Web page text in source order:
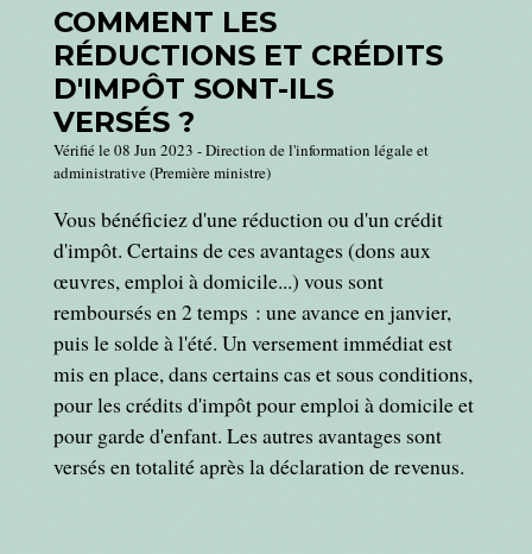
COMMENT LES
RÉDUCTIONS ET CRÉDITS
D'IMPÔT SONT-ILS
VERSÉS ?
Vérifié le 08 Jun 2023 - Direction de l'information légale et
administrative (Première ministre)
Vous bénéficiez d'une réduction ou d'un crédit
d'impôt. Certains de ces avantages (dons aux
œuvres, emploi à domicile...) vous sont
remboursés en 2 temps : une avance en janvier,
puis le solde à l'été. Un versement immédiat est
mis en place, dans certains cas et sous conditions,
pour les crédits d'impôt pour emploi à domicile et
pour garde d'enfant. Les autres avantages sont
versés en totalité après la déclaration de revenus.